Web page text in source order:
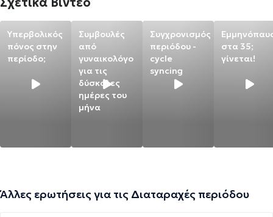
Υπερβολικός
πόνος στην
περίοδο;
Συμβουλές
από
γυναικολόγο
για τις
δύσκολες
ημέρες του
μήνα
Συγχρονισμός
περιόδου -
cycle
syncing
στα 35;
γίνεται!
Άλλες ερωτήσεις για τις Διαταραχές περιόδου